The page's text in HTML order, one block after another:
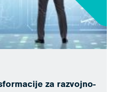
za razvojno-